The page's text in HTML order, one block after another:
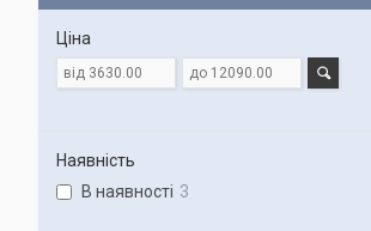
Ціна
Наявність
В наявності 3